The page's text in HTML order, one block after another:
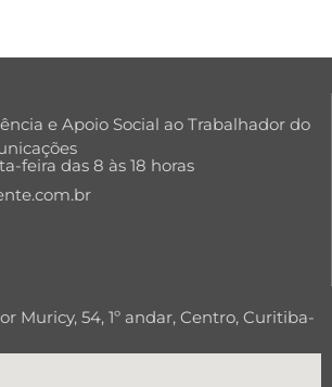
e Apoio Social ao Trabalhador do
feira das 8 às 18 horas
Muricy, 54, 1º andar, Centro, Curitiba-